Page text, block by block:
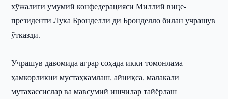
хўжалиги умумий конфедерацияси Миллий вице-
президенти Лука Бронделли ди Бронделло билан учрашув
ўтказди.
Учрашув давомида аграр соҳада икки томонлама
ҳамкорликни мустаҳкамлаш, айниқса, малакали
мутахассислар ва мавсумий ишчилар тайёрлаш